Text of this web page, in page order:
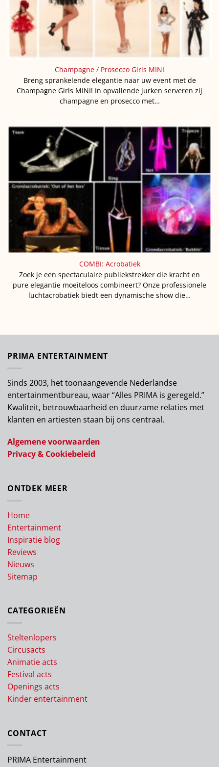
Champagne / Prosecco Girls MINI
Breng sprankelende elegantie naar uw event met de
Champagne Girls MINI! In opvallende jurken serveren zij
champagne en prosecco met…
COMBI: Acrobatiek
Zoek je een spectaculaire publiekstrekker die kracht en
pure elegantie moeiteloos combineert? Onze professionele
luchtacrobatiek biedt een dynamische show die…
PRIMA ENTERTAINMENT
Sinds 2003, het toonaangevende Nederlandse
entertainmentbureau, waar “Alles PRIMA is geregeld.”
Kwaliteit, betrouwbaarheid en duurzame relaties met
klanten en artiesten staan bij ons centraal.
Algemene voorwaarden
Privacy & Cookiebeleid
ONTDEK MEER
Home
Entertainment
Inspiratie blog
Reviews
Nieuws
Sitemap
CATEGORIEËN
Steltenlopers
Circusacts
Animatie acts
Festival acts
Openings acts
Kinder entertainment
CONTACT
PRIMA Entertainment